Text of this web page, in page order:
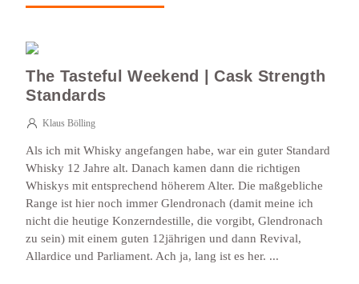
The Tasteful Weekend | Cask Strength
Standards
Klaus Bölling
Als ich mit Whisky angefangen habe, war ein guter Standard
Whisky 12 Jahre alt. Danach kamen dann die richtigen
Whiskys mit entsprechend höherem Alter. Die maßgebliche
Range ist hier noch immer Glendronach (damit meine ich
nicht die heutige Konzerndestille, die vorgibt, Glendronach
zu sein) mit einem guten 12jährigen und dann Revival,
Allardice und Parliament. Ach ja, lang ist es her. ...